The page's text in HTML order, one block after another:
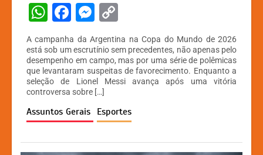
W
at
s
A
p
p
F
a
c
e
b
o
o
k
M
s
s
e
n
g
er
p
y
Li
n
k
A campanha da Argentina na Copa do Mundo de 2026
está sob um escrutínio sem precedentes, não apenas pelo
desempenho em campo, mas por uma série de polêmicas
que levantaram suspeitas de favorecimento. Enquanto a
seleção de Lionel Messi avança após uma vitória
controversa sobre […]
Assuntos Gerais Esportes